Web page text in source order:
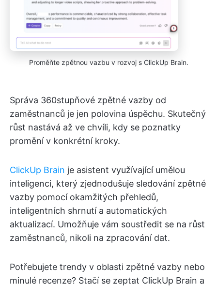
Proměňte zpětnou vazbu v rozvoj s ClickUp Brain.
Správa 360stupňové zpětné vazby od
zaměstnanců je jen polovina úspěchu. Skutečný
růst nastává až ve chvíli, kdy se poznatky
promění v konkrétní kroky.
ClickUp Brain je asistent využívající umělou
inteligenci, který zjednodušuje sledování zpětné
vazby pomocí okamžitých přehledů,
inteligentních shrnutí a automatických
aktualizací. Umožňuje vám soustředit se na růst
zaměstnanců, nikoli na zpracování dat.
Potřebujete trendy v oblasti zpětné vazby nebo
minulé recenze? Stačí se zeptat ClickUp Brain a